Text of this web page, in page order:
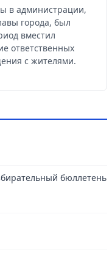
в администрации,
города, был
вместил
ответственных
с жителями.
бюллетень